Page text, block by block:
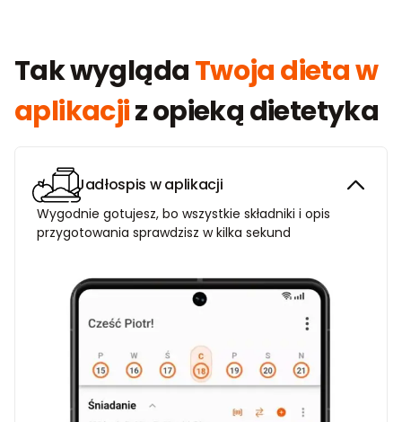
Tak wyglądaTwoja dieta w
aplikacjiz opieką dietetyka
Jadłospis w aplikacji
Wygodnie gotujesz, bo wszystkie składniki i opis
przygotowania sprawdzisz w kilka sekund